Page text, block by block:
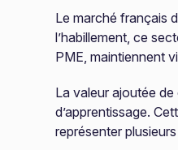
Le marché français
l’habillement, ce
PME, maintiennent
La valeur ajoutée
d’apprentissage.
représenter